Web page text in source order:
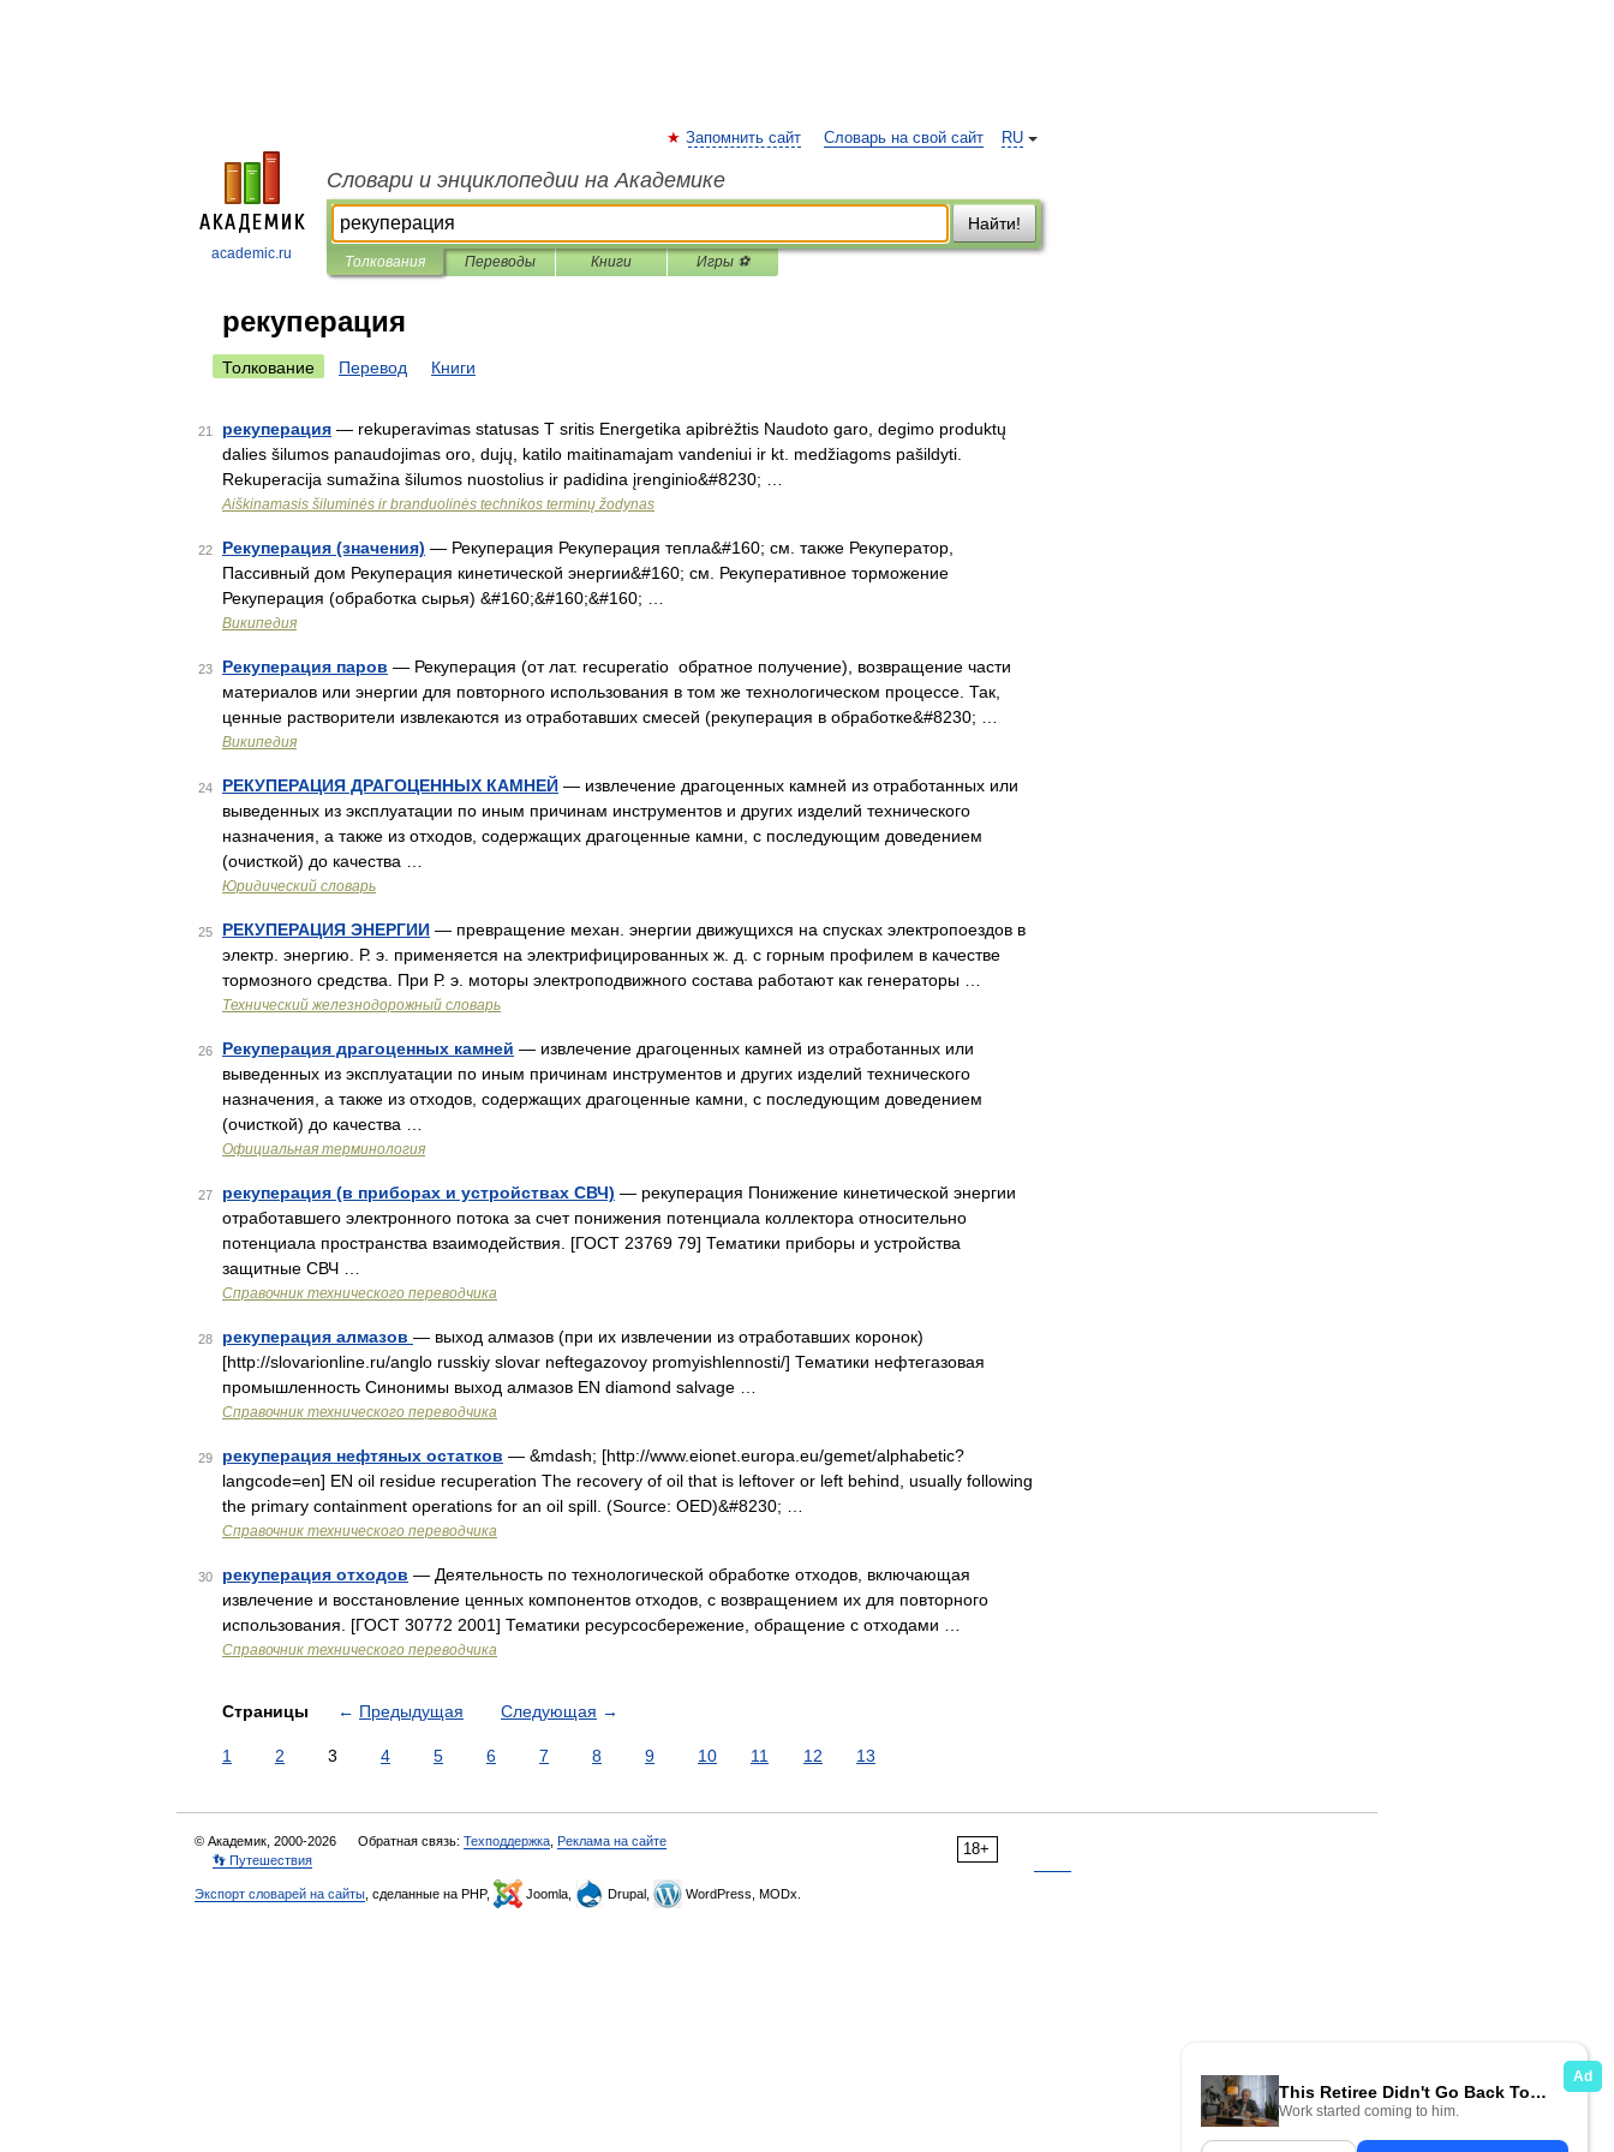
academic.ru
RU
Запомнить сайт Словарь на свой сайт
Словари и энциклопедии на Академике
Найти!
Толкования Переводы Книги Игры ⚽
рекуперация
Толкование Перевод Книги
21 рекуперация — rekuperavimas statusas T sritis Energetika apibrėžtis Naudoto garo, degimo produktų
dalies šilumos panaudojimas oro, dujų, katilo maitinamajam vandeniui ir kt. medžiagoms pašildyti.
Rekuperacija sumažina šilumos nuostolius ir padidina įrenginio&#8230; …
Aiškinamasis šiluminės ir branduolinės technikos terminų žodynas
22 Рекуперация (значения) — Рекуперация Рекуперация тепла&#160; см. также Рекуператор,
Пассивный дом Рекуперация кинетической энергии&#160; см. Рекуперативное торможение
Рекуперация (обработка сырья) &#160;&#160;&#160; …
Википедия
23 Рекуперация паров — Рекуперация (от лат. recuperatio обратное получение), возвращение части
материалов или энергии для повторного использования в том же технологическом процессе. Так,
ценные растворители извлекаются из отработавших смесей (рекуперация в обработке&#8230; …
Википедия
24 РЕКУПЕРАЦИЯ ДРАГОЦЕННЫХ КАМНЕЙ — извлечение драгоценных камней из отработанных или
выведенных из эксплуатации по иным причинам инструментов и других изделий технического
назначения, а также из отходов, содержащих драгоценные камни, с последующим доведением
(очисткой) до качества …
Юридический словарь
25 РЕКУПЕРАЦИЯ ЭНЕРГИИ — превращение механ. энергии движущихся на спусках электропоездов в
электр. энергию. Р. э. применяется на электрифицированных ж. д. с горным профилем в качестве
тормозного средства. При Р. э. моторы электроподвижного состава работают как генераторы …
Технический железнодорожный словарь
26 Рекуперация драгоценных камней — извлечение драгоценных камней из отработанных или
выведенных из эксплуатации по иным причинам инструментов и других изделий технического
назначения, а также из отходов, содержащих драгоценные камни, с последующим доведением
(очисткой) до качества …
Официальная терминология
27 рекуперация (в приборах и устройствах СВЧ) — рекуперация Понижение кинетической энергии
отработавшего электронного потока за счет понижения потенциала коллектора относительно
потенциала пространства взаимодействия. [ГОСТ 23769 79] Тематики приборы и устройства
защитные СВЧ …
Справочник технического переводчика
28 рекуперация алмазов — выход алмазов (при их извлечении из отработавших коронок)
[http://slovarionline.ru/anglo russkiy slovar neftegazovoy promyishlennosti/] Тематики нефтегазовая
промышленность Синонимы выход алмазов EN diamond salvage …
Справочник технического переводчика
29 рекуперация нефтяных остатков — &mdash; [http://www.eionet.europa.eu/gemet/alphabetic?
langcode=en] EN oil residue recuperation The recovery of oil that is leftover or left behind, usually following
the primary containment operations for an oil spill. (Source: OED)&#8230; …
Справочник технического переводчика
30 рекуперация отходов — Деятельность по технологической обработке отходов, включающая
извлечение и восстановление ценных компонентов отходов, с возвращением их для повторного
использования. [ГОСТ 30772 2001] Тематики ресурсосбережение, обращение с отходами …
Справочник технического переводчика
Страницы ← Предыдущая Следующая →
1 2 3 4 5 6 7 8 9 10 11 12 13
18+
© Академик, 2000-2026 Обратная связь: Техподдержка Реклама на сайте
👣 Путешествия
Экспорт словарей на сайты , сделанные на PHP, Joomla, Drupal, WordPress, MODx.